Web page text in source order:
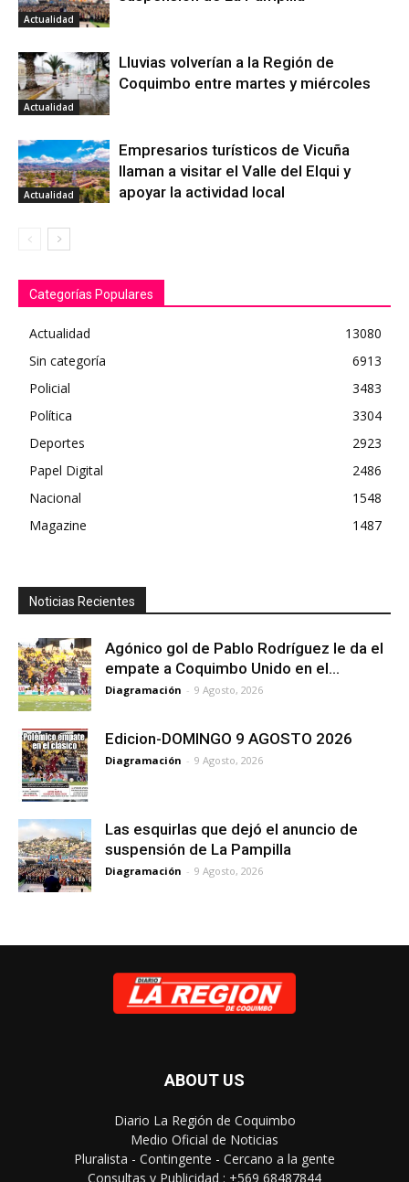
Actualidad
Actualidad
Lluvias volverían a la Región de
Coquimbo entre martes y miércoles
Actualidad
Empresarios turísticos de Vicuña
llaman a visitar el Valle del Elqui y
apoyar la actividad local
Categorías Populares
Actualidad
13080
Sin categoría
6913
Policial
3483
Política
3304
Deportes
2923
Papel Digital
2486
Nacional
1548
Magazine
1487
Noticias Recientes
Agónico gol de Pablo Rodríguez le da el
empate a Coquimbo Unido en el...
Diagramación - 9 Agosto, 2026
Edicion-DOMINGO 9 AGOSTO 2026
Diagramación - 9 Agosto, 2026
Las esquirlas que dejó el anuncio de
suspensión de La Pampilla
Diagramación - 9 Agosto, 2026
ABOUT US
Diario La Región de Coquimbo
Medio Oficial de Noticias
Pluralista - Contingente - Cercano a la gente
Consultas y Publicidad : +569 68487844